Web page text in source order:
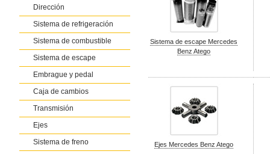
Dirección
Sistema de refrigeración
Sistema de combustible
Sistema de escape
Embrague y pedal
Caja de cambios
Transmisión
Ejes
Sistema de freno
Sistema de escape Mercedes
Benz Atego
Ejes Mercedes Benz Atego